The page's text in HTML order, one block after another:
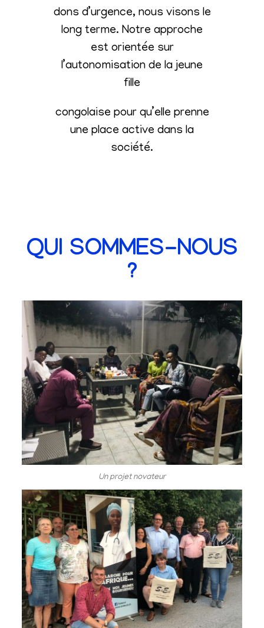
dons d’urgence, nous visons le
long terme. Notre approche
est orientée sur
l’autonomisation de la jeune
fille
congolaise pour qu’elle prenne
une place active dans la
société.
QUI SOMMES-NOUS
?
Un projet novateur